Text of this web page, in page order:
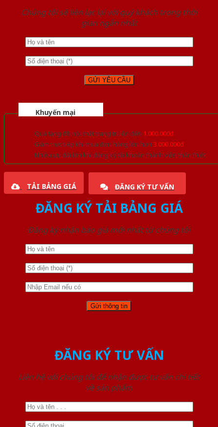
Chúng tôi sẽ liên lạc lại với quý khách trong thời
gian ngắn nhất
Khuyến mại
Quà tặng đồ nội thất trang trí lên đến 1.000.000đ
Giảm trực tiếp khi mua đơn hàng lớn hơn 3.000.000đ
Nhiều ưu đãi lớn khi đăng ký tài khoản thành viên thân thiết
TẢI BẢNG GIÁ ĐĂNG KÝ TƯ VẤN
ĐĂNG KÝ TẢI BẢNG GIÁ
Đăng ký nhận báo giá mới nhất từ chúng tôi
ĐĂNG KÝ TƯ VẤN
Liên hệ với chúng tôi để nhận được tư vấn chi tiết
về sản phẩm